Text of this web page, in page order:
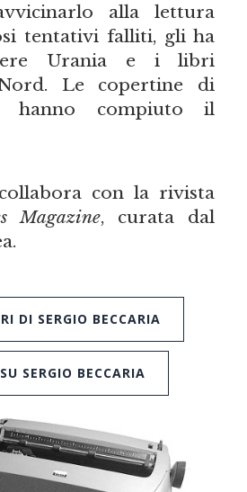
alla lettura
tentativi falliti, gli ha
Urania e i libri
Le copertine di
hanno compiuto il
con la rivista
Magazine, curata dal
DI SERGIO BECCARIA
SERGIO BECCARIA